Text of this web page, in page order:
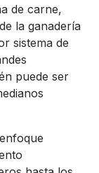
de carne,
la ganadería
sistema de
puede ser